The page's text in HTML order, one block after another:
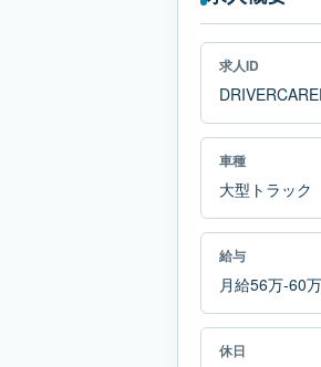
求人ID
車種
大型トラック
給与
月給56万-60
休日